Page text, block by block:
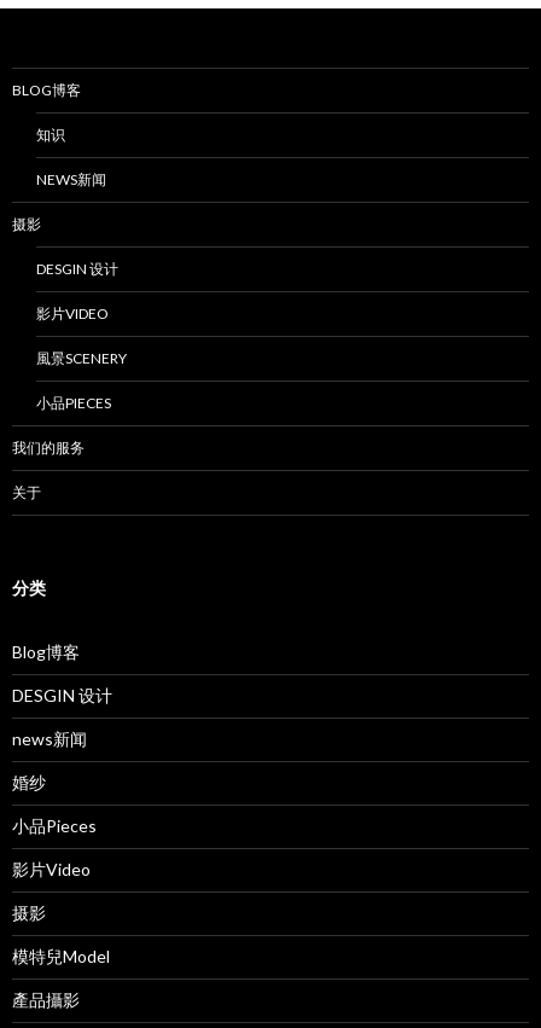
BLOG博客
知识
NEWS新闻
摄影
DESGIN 设计
影片VIDEO
風景SCENERY
小品PIECES
我们的服务
关于
分类
Blog博客
DESGIN 设计
news新闻
婚纱
小品Pieces
影片Video
摄影
模特兒Model
產品攝影